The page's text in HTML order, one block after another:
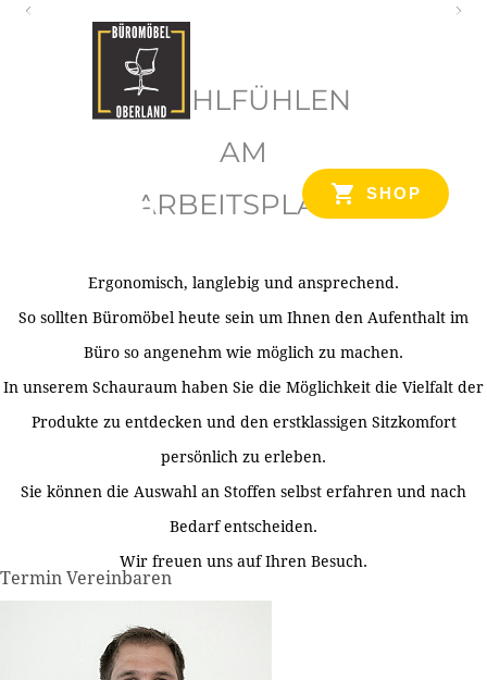
SHOP
WOHLFÜHLEN
AM
ARBEITSPLATZ
Ergonomisch, langlebig und ansprechend.
So sollten Büromöbel heute sein um Ihnen den Aufenthalt im
Büro so angenehm wie möglich zu machen.
In unserem Schauraum haben Sie die Möglichkeit die Vielfalt der
Produkte zu entdecken und den erstklassigen Sitzkomfort
persönlich zu erleben.
Sie können die Auswahl an Stoffen selbst erfahren und nach
Bedarf entscheiden.
Wir freuen uns auf Ihren Besuch.
Termin Vereinbaren